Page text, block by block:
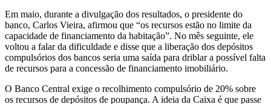
Em maio, durante a divulgação dos resultados, o presidente do
banco, Carlos Vieira, afirmou que “os recursos estão no limite da
capacidade de financiamento da habitação”. No mês seguinte, ele
voltou a falar da dificuldade e disse que a liberação dos depósitos
compulsórios dos bancos seria uma saída para driblar a possível falta
de recursos para a concessão de financiamento imobiliário.
O Banco Central exige o recolhimento compulsório de 20% sobre
os recursos de depósitos de poupança. A ideia da Caixa é que passe